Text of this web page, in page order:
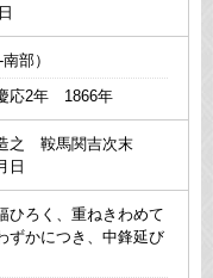
部）
応2年 1866年
之 鞍馬関吉次末
日
ひろく、重ねきわめて
ずかにつき、中鋒延び